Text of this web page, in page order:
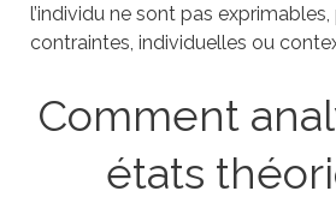
l’individu ne sont pas
contraintes, individuelles ou
Comment
états